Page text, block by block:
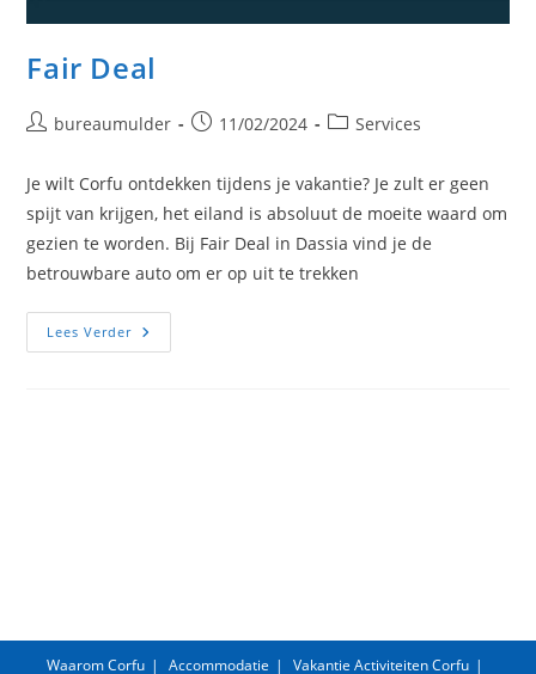
Fair Deal
Berichtbureaumulder
Bericht11/02/2024 Berichtcategorie:
Services
Je wilt Corfu ontdekken tijdens je vakantie? Je zult er geen
spijt van krijgen, het eiland is absoluut de moeite waard om
gezien te worden. Bij Fair Deal in Dassia vind je de
betrouwbare auto om er op uit te trekken
Lees VerderFair
Deal
Waarom Corfu Accommodatie Vakantie Activiteiten Corfu